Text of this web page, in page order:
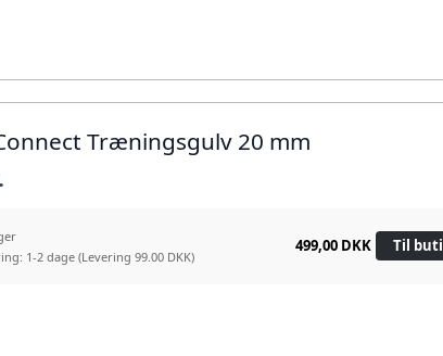
Træningsgulv 20 mm
1-2 dage(Levering 99.00 DKK)
499,00 DKK Til